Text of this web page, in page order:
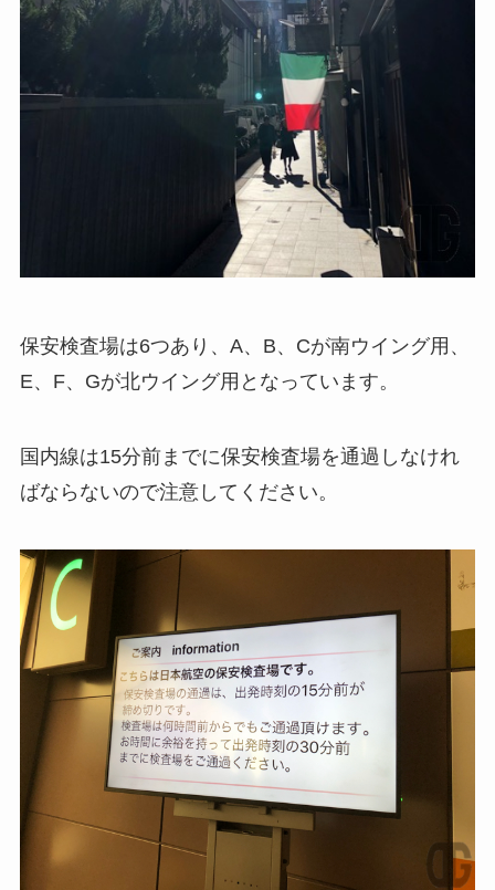
保安検査場は6つあり、A、B、Cが南ウイング用、
E、F、Gが北ウイング用となっています。
国内線は15分前までに保安検査場を通過しなけれ
ばならないので注意してください。